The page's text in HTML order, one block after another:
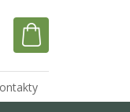
NÁKUPNÍ